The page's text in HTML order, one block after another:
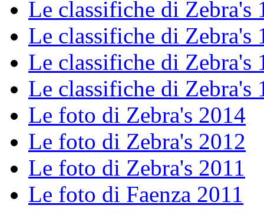
Le classifiche di Zebra's
Le classifiche di Zebra's
Le classifiche di Zebra's
Le classifiche di Zebra's
Le foto di Zebra's 2014
Le foto di Zebra's 2012
Le foto di Zebra's 2011
Le foto di Faenza 2011